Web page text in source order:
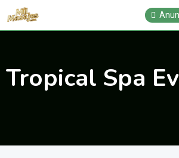
Saltar
Tropical Spa